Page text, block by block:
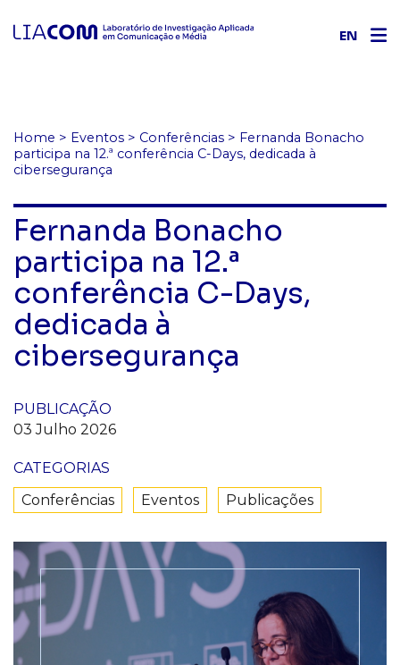
EN
Home > Eventos > Conferências > Fernanda Bonacho
participa na 12.ª conferência C-Days, dedicada à
cibersegurança
Fernanda Bonacho
participa na 12.ª
conferência C-Days,
dedicada à
cibersegurança
PUBLICAÇÃO
03 Julho 2026
CATEGORIAS
Conferências
Eventos Publicações